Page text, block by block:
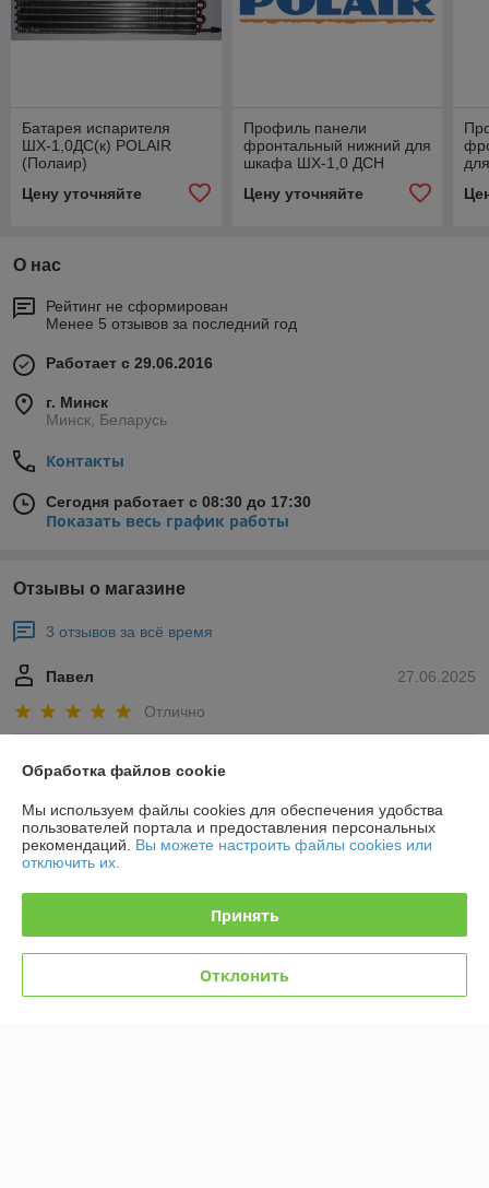
Батарея испарителя
ШХ-1,0ДС(к) POLAIR
(Полаир)
Цену уточняйте
Профиль панели
фронтальный нижний для
шкафа ШХ-1,0 ДСН
Цену уточняйте
О нас
Рейтинг не сформирован
Менее 5 отзывов за последний год
Работает с 29.06.2016
г. Минск
Минск, Беларусь
Контакты
Сегодня работает с 08:30 до 17:30
Показать весь график работы
Отзывы о магазине
3 отзывов за всё время
27.06.2025
Павел
Отлично
Покупатель
Отлично
Показать все отзывы
Обработка файлов cookie
Мы используем файлы cookies для обеспечения удобства
пользователей портала и предоставления персональных
рекомендаций. Вы можете настроить файлы cookies или
отключить их.
Принять
Отклонить